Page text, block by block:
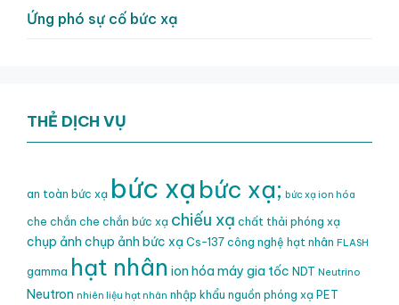
Ứng phó sự cố bức xạ
THẺ DỊCH VỤ
an toàn bức xạ bức xạ bức xạ; bức xạ ion hóa
che chắn che chắn bức xạ chiếu xạ chất thải phóng xạ
chụp ảnh chụp ảnh bức xạ Cs-137 công nghệ hạt nhân FLASH
gamma hạt nhân ion hóa máy gia tốc NDT Neutrino
Neutron nhiên liệu hạt nhân nhập khẩu nguồn phóng xạ PET